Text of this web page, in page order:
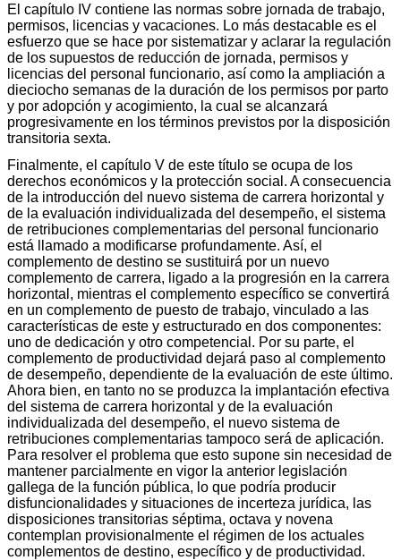
El capítulo IV contiene las normas sobre jornada de trabajo,
permisos, licencias y vacaciones. Lo más destacable es el
esfuerzo que se hace por sistematizar y aclarar la regulación
de los supuestos de reducción de jornada, permisos y
licencias del personal funcionario, así como la ampliación a
dieciocho semanas de la duración de los permisos por parto
y por adopción y acogimiento, la cual se alcanzará
progresivamente en los términos previstos por la disposición
transitoria sexta.
Finalmente, el capítulo V de este título se ocupa de los
derechos económicos y la protección social. A consecuencia
de la introducción del nuevo sistema de carrera horizontal y
de la evaluación individualizada del desempeño, el sistema
de retribuciones complementarias del personal funcionario
está llamado a modificarse profundamente. Así, el
complemento de destino se sustituirá por un nuevo
complemento de carrera, ligado a la progresión en la carrera
horizontal, mientras el complemento específico se convertirá
en un complemento de puesto de trabajo, vinculado a las
características de este y estructurado en dos componentes:
uno de dedicación y otro competencial. Por su parte, el
complemento de productividad dejará paso al complemento
de desempeño, dependiente de la evaluación de este último.
Ahora bien, en tanto no se produzca la implantación efectiva
del sistema de carrera horizontal y de la evaluación
individualizada del desempeño, el nuevo sistema de
retribuciones complementarias tampoco será de aplicación.
Para resolver el problema que esto supone sin necesidad de
mantener parcialmente en vigor la anterior legislación
gallega de la función pública, lo que podría producir
disfuncionalidades y situaciones de incerteza jurídica, las
disposiciones transitorias séptima, octava y novena
contemplan provisionalmente el régimen de los actuales
complementos de destino, específico y de productividad.